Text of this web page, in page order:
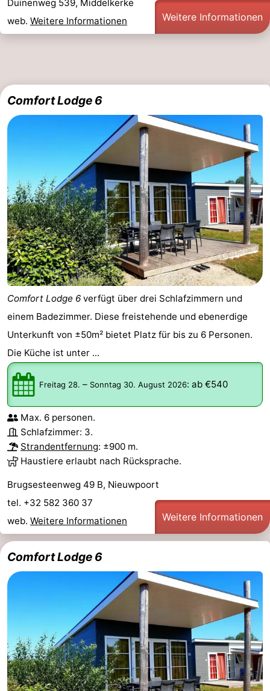
Duinenweg 539, Middelkerke
web. Weitere Informationen Weitere Informationen
Comfort Lodge 6
Comfort Lodge 6 verfügt über drei Schlafzimmern und
einem Badezimmer. Diese freistehende und ebenerdige
Unterkunft von ±50m² bietet Platz für bis zu 6 Personen.
Die Küche ist unter ...
Freitag 28. – Sonntag 30. August 2026: ab €540
Max. 6 personen.
Schlafzimmer: 3.
Strandentfernung: ±900 m.
Haustiere erlaubt nach Rücksprache.
Brugsesteenweg 49 B, Nieuwpoort
tel. +32 582 360 37
web. Weitere Informationen Weitere Informationen
Comfort Lodge 6